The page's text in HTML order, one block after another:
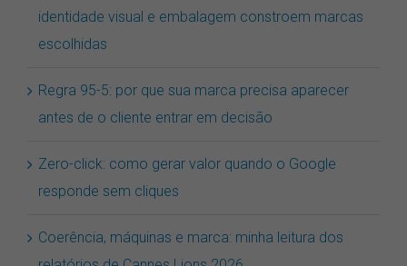
identidade visual e embalagem constroem marcas
escolhidas
Regra 95-5: por que sua marca precisa aparecer
antes de o cliente entrar em decisão
Zero-click: como gerar valor quando o Google
responde sem cliques
Coerência, máquinas e marca: minha leitura dos